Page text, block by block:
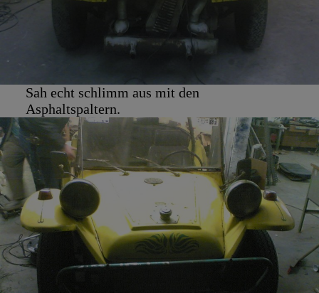
Sah echt schlimm aus mit den
Asphaltspaltern.